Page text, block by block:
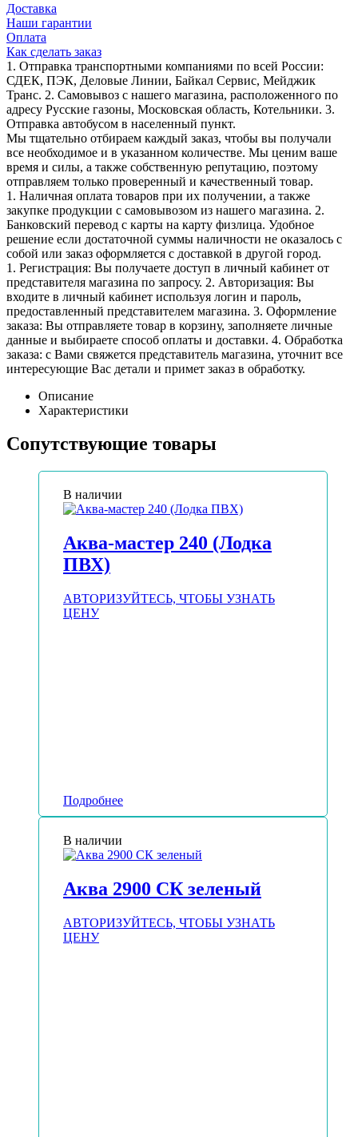
Доставка
Наши гарантии
Оплата
Как сделать заказ
1. Отправка транспортными компаниями по всей России:
СДЕК, ПЭК, Деловые Линии, Байкал Сервис, Мейджик
Транс. 2. Самовывоз с нашего магазина, расположенного по
адресу Русские газоны, Московская область, Котельники. 3.
Отправка автобусом в населенный пункт.
Мы тщательно отбираем каждый заказ, чтобы вы получали
все необходимое и в указанном количестве. Мы ценим ваше
время и силы, а также собственную репутацию, поэтому
отправляем только проверенный и качественный товар.
1. Наличная оплата товаров при их получении, а также
закупке продукции с самовывозом из нашего магазина. 2.
Банковский перевод с карты на карту физлица. Удобное
решение если достаточной суммы наличности не оказалось с
собой или заказ оформляется с доставкой в другой город.
1. Регистрация: Вы получаете доступ в личный кабинет от
представителя магазина по запросу. 2. Авторизация: Вы
входите в личный кабинет используя логин и пароль,
предоставленный представителем магазина. 3. Оформление
заказа: Вы отправляете товар в корзину, заполняете личные
данные и выбираете способ оплаты и доставки. 4. Обработка
заказа: с Вами свяжется представитель магазина, уточнит все
интересующие Вас детали и примет заказ в обработку.
Описание
Характеристики
Сопутствующие товары
В наличии
Аква-мастер 240 (Лодка
ПВХ)
АВТОРИЗУЙТЕСЬ, ЧТОБЫ УЗНАТЬ
ЦЕНУ
Подробнее
В наличии
Аква 2900 СК зеленый
АВТОРИЗУЙТЕСЬ, ЧТОБЫ УЗНАТЬ
ЦЕНУ